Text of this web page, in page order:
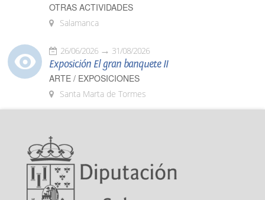
OTRAS ACTIVIDADES
Salamanca
26/06/2026 31/08/2026
Exposición El gran banquete II
ARTE / EXPOSICIONES
Santa Marta de Tormes